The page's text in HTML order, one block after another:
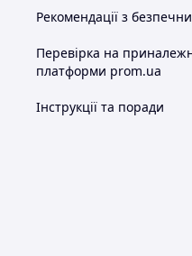
Рекомендації з
Перевірка на
платформи prom.ua
Інструкції та поради